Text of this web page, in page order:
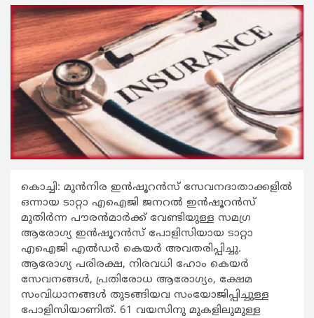
കൊച്ചി: മുന്‍നിര ഇന്‍ഷൂറന്‍സ് സേവനദാതാക്കളില്‍
ഒന്നായ ടാറ്റാ എഐജി ജനറല്‍ ഇന്‍ഷൂറന്‍സ്
മുതിര്‍ന്ന പൗരന്‍മാര്‍ക്ക് വേണ്ടിയുള്ള സമഗ്ര
ആരോഗ്യ ഇന്‍ഷൂറന്‍സ് പോളിസിയായ ടാറ്റാ
എഐജി എല്‍ഡര്‍ കെയര്‍ അവതരിപ്പിച്ചു.
ആരോഗ്യ പരിരക്ഷ, നിരവധി ഹോം കെയര്‍
സേവനങ്ങള്‍, പ്രതിരോധ ആരോഗ്യം, ക്ഷേമ
സംവിധാനങ്ങള്‍ തുടങ്ങിയവ സംയോജിപ്പിച്ചുള്ള
പോളിസിയാണിത്. 61 വയസിനു മുകളിലുമുള്ള